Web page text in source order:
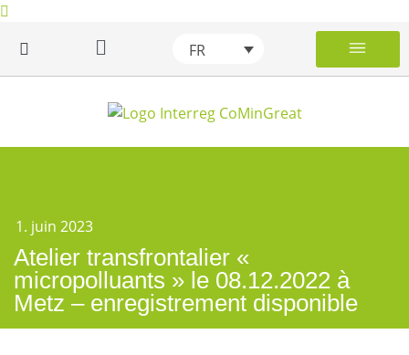
FR
1. juin 2023
Atelier transfrontalier «
micropolluants » le 08.12.2022 à
Metz – enregistrement disponible